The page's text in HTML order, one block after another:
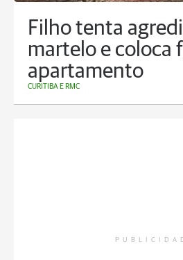
Filho tenta
martelo e coloca
apartamento
CURITIBA E RMC